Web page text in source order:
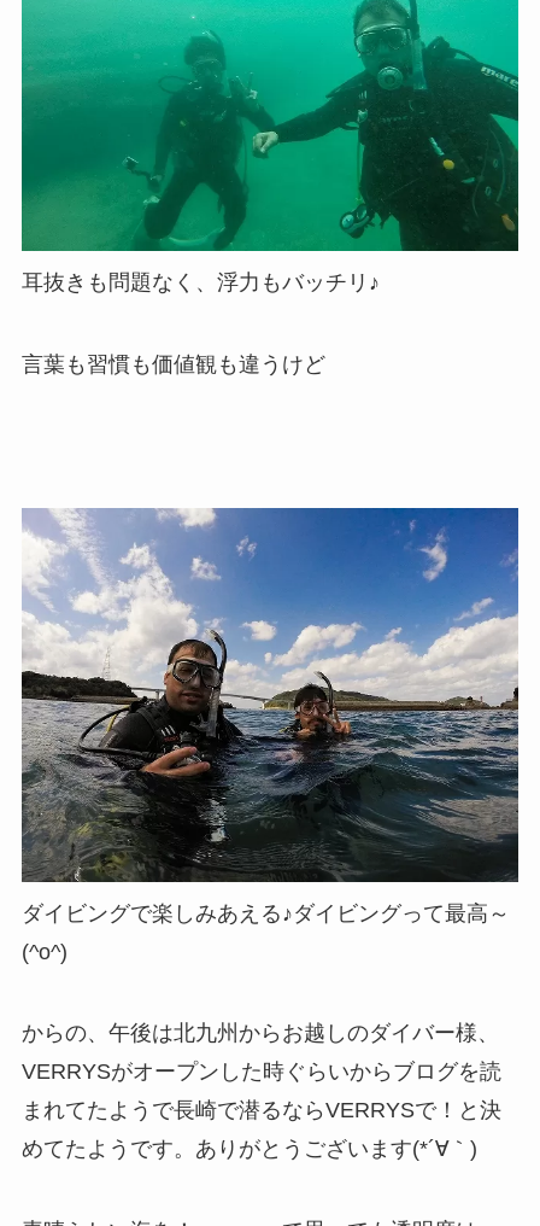
耳抜きも問題なく、浮力もバッチリ♪
言葉も習慣も価値観も違うけど
ダイビングで楽しみあえる♪ダイビングって最高～
(^o^)
からの、午後は北九州からお越しのダイバー様、
VERRYSがオープンした時ぐらいからブログを読
まれてたようで長崎で潜るならVERRYSで！と決
めてたようです。ありがとうございます(*´∀｀)